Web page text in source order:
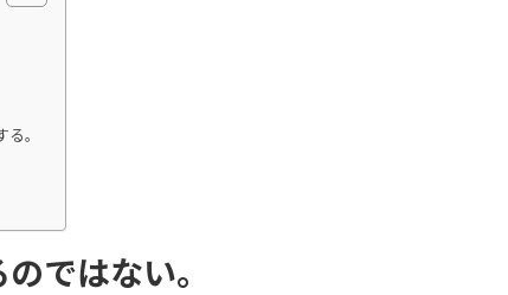
。
ではない。